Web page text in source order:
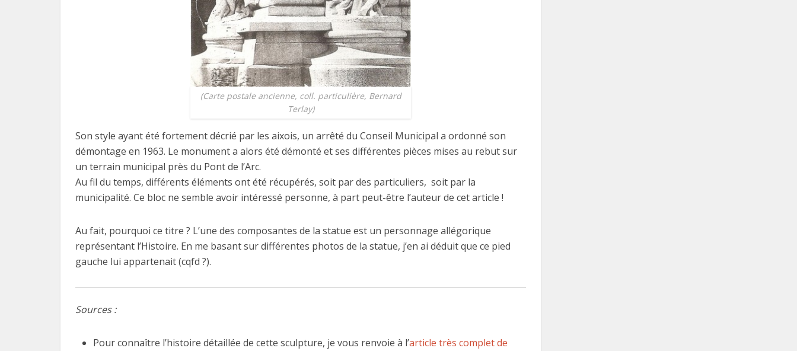
(Carte postale ancienne, coll. particulière, Bernard
Terlay)
Son style ayant été fortement décrié par les aixois, un arrêté du Conseil Municipal a ordonné son
démontage en 1963. Le monument a alors été démonté et ses différentes pièces mises au rebut sur
un terrain municipal près du Pont de l’Arc.
Au fil du temps, différents éléments ont été récupérés, soit par des particuliers, soit par la
municipalité. Ce bloc ne semble avoir intéressé personne, à part peut-être l’auteur de cet article !
Au fait, pourquoi ce titre ? L’une des composantes de la statue est un personnage allégorique
représentant l’Histoire. En me basant sur différentes photos de la statue, j’en ai déduit que ce pied
gauche lui appartenait (cqfd ?).
Sources :
Pour connaître l’histoire détaillée de cette sculpture, je vous renvoie à l’article très complet de